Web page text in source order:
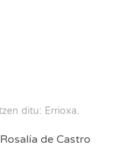
ditu: Errioxa.
de Castro